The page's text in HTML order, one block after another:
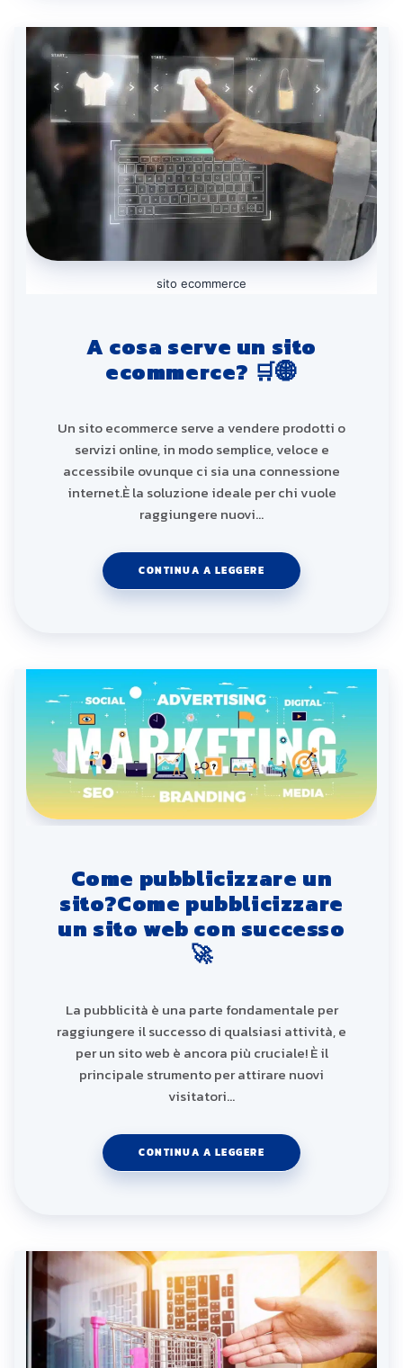
sito ecommerce
A cosa serve un sito
ecommerce? 🛒🌐
Un sito ecommerce serve a vendere prodotti o
servizi online, in modo semplice, veloce e
accessibile ovunque ci sia una connessione
internet.È la soluzione ideale per chi vuole
raggiungere nuovi…
CONTINUA A LEGGERE
Come pubblicizzare un
sito?Come pubblicizzare
un sito web con successo
🚀
La pubblicità è una parte fondamentale per
raggiungere il successo di qualsiasi attività, e
per un sito web è ancora più cruciale! È il
principale strumento per attirare nuovi
visitatori…
CONTINUA A LEGGERE